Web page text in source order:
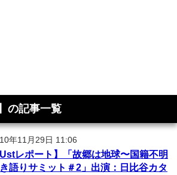
の記事一覧
年11月29日 11:06
Ustレポート】「故郷は地球〜国籍不明
語りサミット＃2」出演：日比谷カタ